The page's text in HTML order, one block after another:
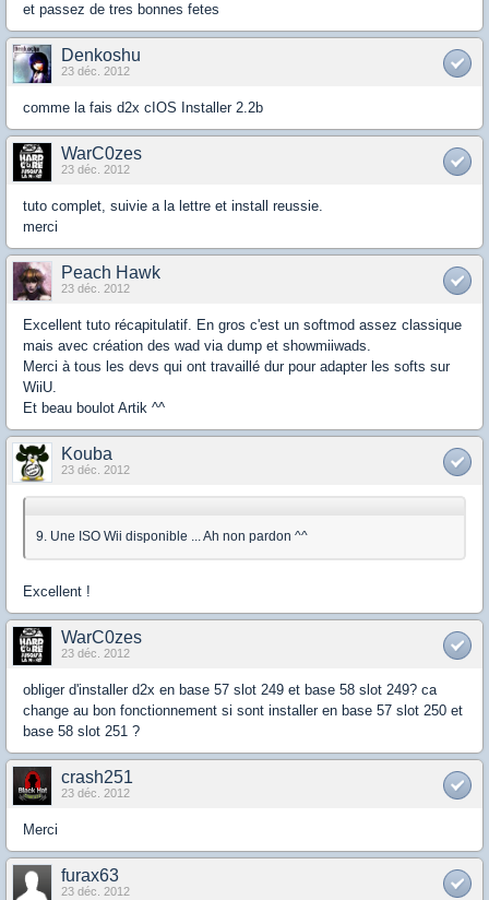
et passez de tres bonnes fetes
Denkoshu
23 déc. 2012
comme la fais d2x cIOS Installer 2.2b
WarC0zes
23 déc. 2012
tuto complet, suivie a la lettre et install reussie.
merci
Peach Hawk
23 déc. 2012
Excellent tuto récapitulatif. En gros c'est un softmod assez classique
mais avec création des wad via dump et showmiiwads.
Merci à tous les devs qui ont travaillé dur pour adapter les softs sur
WiiU.
Et beau boulot Artik ^^
Kouba
23 déc. 2012
9. Une ISO Wii disponible ... Ah non pardon ^^
Excellent !
WarC0zes
23 déc. 2012
obliger d'installer d2x en base 57 slot 249 et base 58 slot 249? ca
change au bon fonctionnement si sont installer en base 57 slot 250 et
base 58 slot 251 ?
crash251
23 déc. 2012
Merci
furax63
23 déc. 2012